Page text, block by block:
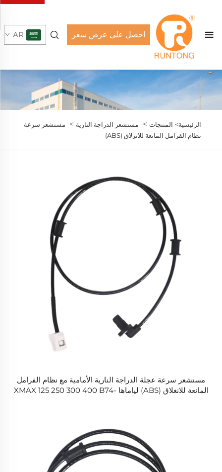
احصل على عرض سعر AR
الرئيسية> المنتجات> مستشعر الدراجة النارية >
مستشعر سرعة
نظام الفرامل المانعة للانزلاق (ABS)
مستشعر سرعة عجلة الدراجة النارية الأمامية مع نظام الفرامل
المانعة للانغلاق (ABS) لياماها XMAX 125 250 300 400 B74-